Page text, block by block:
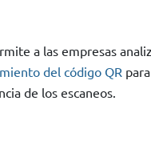
a las empresas
del código QR
de los escaneos.